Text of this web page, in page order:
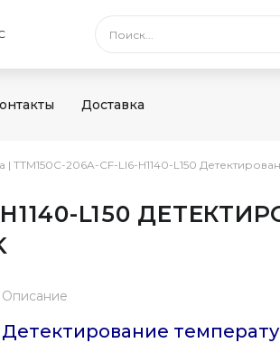
Доставка
| TTM150C-206A-CF-LI6-H1140-L150
H1140-L150
Описание
Детектирование